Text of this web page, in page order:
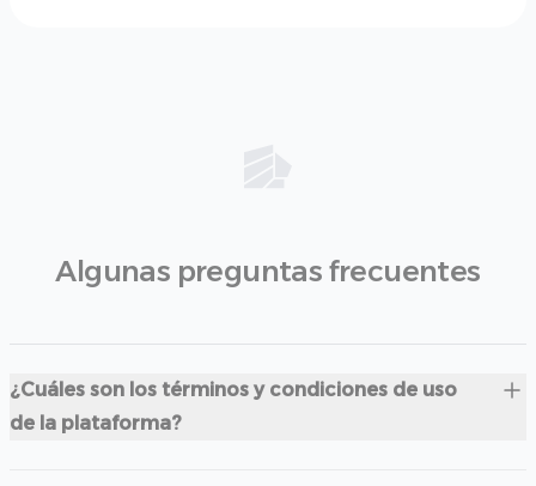
Algunas preguntas frecuentes
¿Cuáles son los términos y condiciones de uso
de la plataforma?